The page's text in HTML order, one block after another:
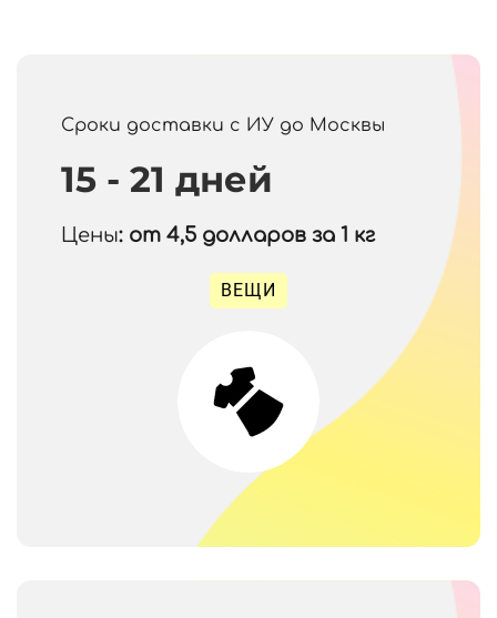
Сроки доставки с ИУ до Москвы
15 - 21 дней
Цены: от 4,5 долларов за 1 кг
ВЕЩИ